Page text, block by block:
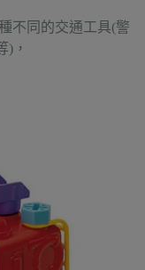
不同的交通工具(警
)，